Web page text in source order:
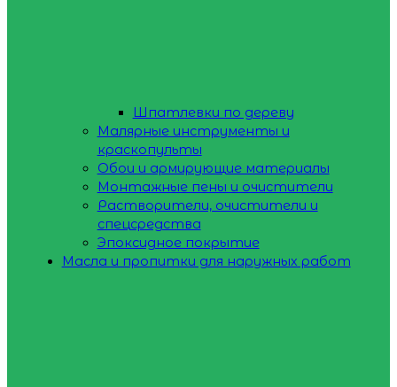
Шпатлевки по дереву
Малярные инструменты и
краскопульты
Обои и армирующие материалы
Монтажные пены и очистители
Растворители, очистители и
спецсредства
Эпоксидное покрытие
Масла и пропитки для наружных работ